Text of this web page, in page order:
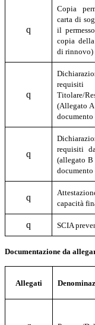
q
Copia
carta di
il
copia
di rinnovo)
q
Titolare/
(Allegato
q
requisiti
(allegato
q
capacità
q SCIA
Documentazione da
Allegati